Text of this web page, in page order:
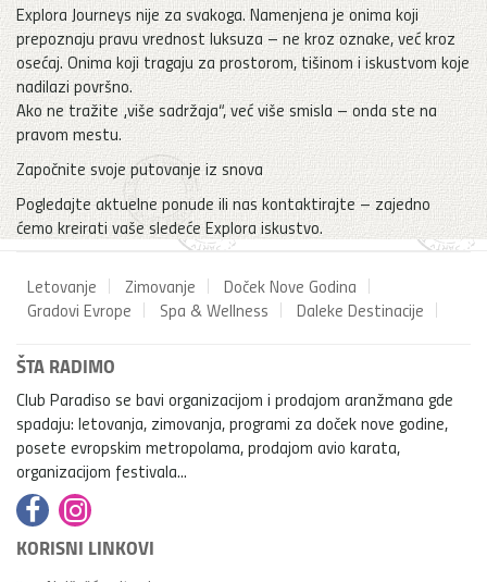
Explora Journeys nije za svakoga. Namenjena je onima koji
prepoznaju pravu vrednost luksuza – ne kroz oznake, već kroz
osećaj. Onima koji tragaju za prostorom, tišinom i iskustvom koje
nadilazi površno.
Ako ne tražite „više sadržaja“, već više smisla – onda ste na
pravom mestu.
Započnite svoje putovanje iz snova
Pogledajte aktuelne ponude ili nas kontaktirajte – zajedno
ćemo kreirati vaše sledeće Explora iskustvo.
Letovanje Zimovanje
Doček Nove Godina
Gradovi Evrope
Spa & Wellness Daleke Destinacije
ŠTA RADIMO
Club Paradiso se bavi organizacijom i prodajom aranžmana gde
spadaju: letovanja, zimovanja, programi za doček nove godine,
posete evropskim metropolama, prodajom avio karata,
organizacijom festivala...
KORISNI LINKOVI